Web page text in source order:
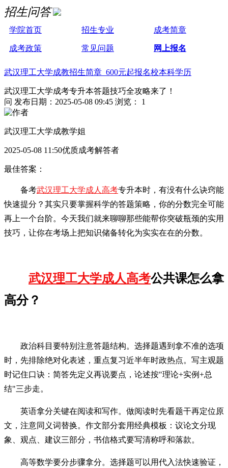
招生问答
学院首页 招生专业 成考简章
成考政策 常见问题 网上报名
武汉理工大学成教招生简章 600元起报名校本科学历
武汉理工大学成考专升本答题技巧全攻略来了！
问 发布日期：2025-05-08 09:45 浏览： 1
武汉理工大学成教学姐
2025-05-08 11:50优质成考解答者
最佳答案：
备考武汉理工大学成人高考专升本时，有没有什么诀窍能
快速提分？其实只要掌握科学的答题策略，你的分数完全可能
再上一个台阶。今天我们就来聊聊那些能帮你突破瓶颈的实用
技巧，让你在考场上把知识储备转化为实实在在的分数。
武汉理工大学成人高考公共课怎么拿
高分？
政治科目要特别注意答题结构。选择题遇到拿不准的选项
时，先排除绝对化表述，重点复习近半年时政热点。写主观题
时记住口诀：简答先定义再说要点，论述按"理论+实例+总
结"三步走。
英语拿分关键在阅读和写作。做阅读时先看题干再定位原
文，注意同义词替换。作文部分套用经典模板：议论文分现
象、观点、建议三部分，书信格式要写清称呼和落款。
高等数学要分步骤拿分。选择题可以用代入法快速验证，